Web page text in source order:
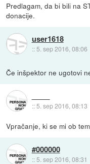
Predlagam, da bi bili na
donacije.
user1618
:: 5. sep 2016, 08:06
Če inšpektor ne ugotovi
::5. sep 2016, 08:13
Vpračanje, ki se mi ob
#000000
:: 5. sep 2016, 08:31